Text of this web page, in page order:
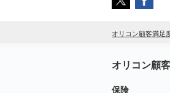
オリコン顧客満足
オリコン顧
保険